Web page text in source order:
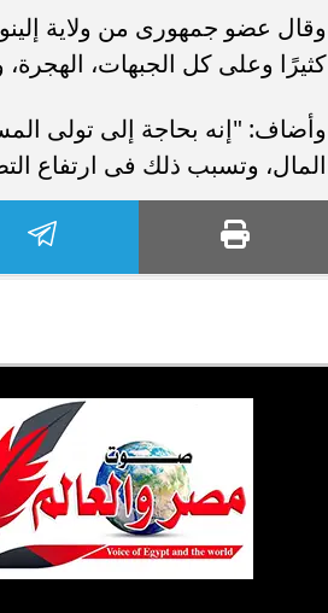
وقال عضو جمهورى من ولاية
كثيرًا وعلى كل الجبهات،
وأضاف: "إنه بحاجة إلى تولى
المال، وتسبب ذلك فى ارتفاع